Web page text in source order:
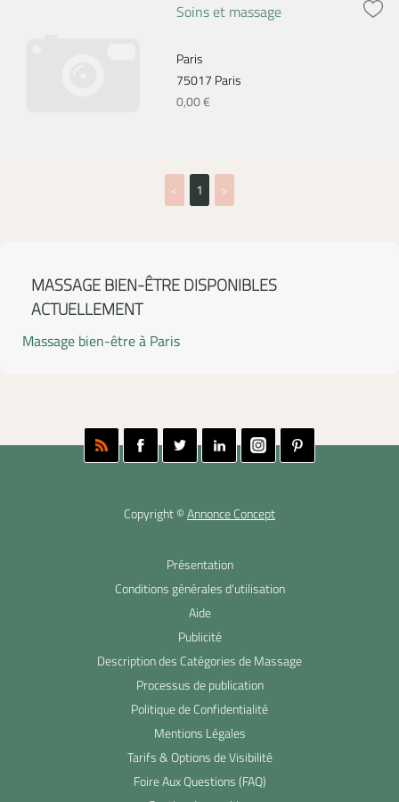
Soins et massage
Paris
75017 Paris
0,00 €
< 1 >
MASSAGE BIEN-ÊTRE DISPONIBLES
ACTUELLEMENT
Massage bien-être à Paris
Copyright ©Annonce Concept
Présentation
Conditions générales d'utilisation
Aide
Publicité
Description des Catégories de Massage
Processus de publication
Politique de Confidentialité
Mentions Légales
Tarifs & Options de Visibilité
Foire Aux Questions (FAQ)